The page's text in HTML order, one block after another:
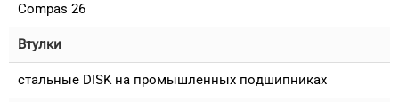
Compas 26
Втулки
стальные DISK на промышленных подшипниках